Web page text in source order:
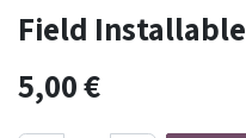
Field
5,00€